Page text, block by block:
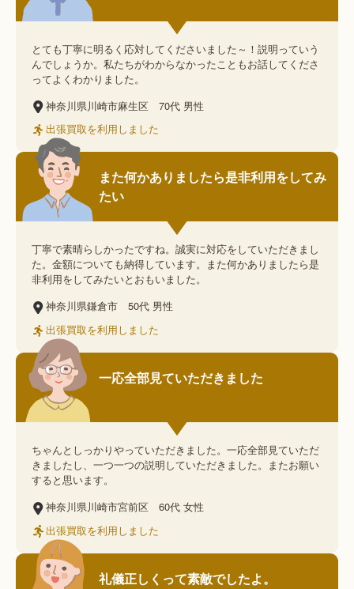
とても丁寧に明るく応対してくださいました～！説明っていう
んでしょうか。私たちがわからなかったこともお話してくださ
ってよくわかりました。
神奈川県川崎市麻生区
70代 男性
出張買取を利用しました
また何かありましたら是非利用をしてみ
たい
丁寧で素晴らしかったですね。誠実に対応をしていただきまし
た。金額についても納得しています。また何かありましたら是
非利用をしてみたいとおもいました。
神奈川県鎌倉市
50代 男性
出張買取を利用しました
一応全部見ていただきました
ちゃんとしっかりやっていただきました。一応全部見ていただ
きましたし、一つ一つの説明していただきました。またお願い
すると思います。
神奈川県川崎市宮前区
60代 女性
出張買取を利用しました
礼儀正しくって素敵でしたよ。